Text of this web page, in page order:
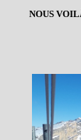
NOUS